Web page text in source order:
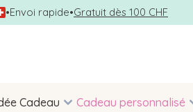
•Envoi rapide•Gratuit dès 100 CHF
Cadeau Cadeau personnalisé